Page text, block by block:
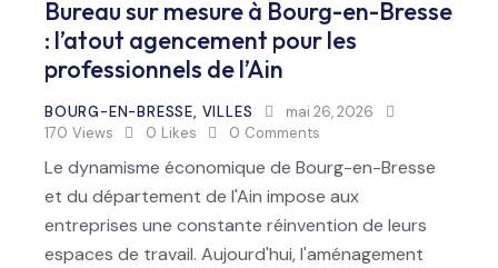
Bureau sur mesure à Bourg-en-Bresse
: l’atout agencement pour les
professionnels de l’Ain
BOURG-EN-BRESSE, VILLES
mai 26, 2026
170 Views 0 Likes 0 Comments
Le dynamisme économique de Bourg-en-Bresse
et du département de l'Ain impose aux
entreprises une constante réinvention de leurs
espaces de travail. Aujourd'hui, l'aménagement